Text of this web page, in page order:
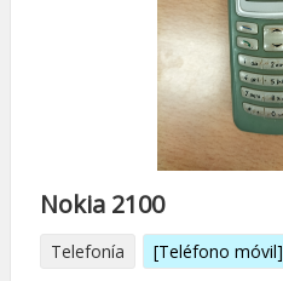
Nokia 2100
Telefonía [Teléfono móvil]